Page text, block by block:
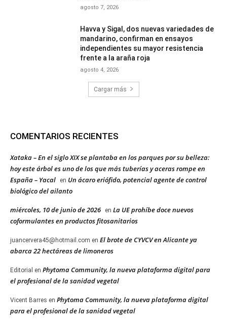
agosto 7, 2026
Havva y Sigal, dos nuevas variedades de
mandarino, confirman en ensayos
independientes su mayor resistencia
frente a la araña roja
agosto 4, 2026
Cargar más
COMENTARIOS RECIENTES
Xataka – En el siglo XIX se plantaba en los parques por su belleza:
hoy este árbol es uno de los que más tuberías y aceras rompe en
España – Yacal
en Un ácaro eriófido, potencial agente de control
biológico del ailanto
miércoles, 10 de junio de 2026 en La UE prohíbe doce nuevos
coformulantes en productos fitosanitarios
juancervera45@hotmail.com en El brote de CYVCV en Alicante ya
abarca 22 hectáreas de limoneros
Editorial en Phytoma Community, la nueva plataforma digital para
el profesional de la sanidad vegetal
Vicent Barres en Phytoma Community, la nueva plataforma digital
para el profesional de la sanidad vegetal